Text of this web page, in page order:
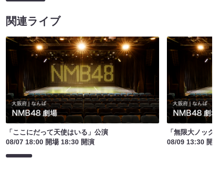
関連ライブ
「ここにだって天使はいる」公演
08/07 18:00 開場 18:30 開演
「無限大ノック
08/09 13:30 開